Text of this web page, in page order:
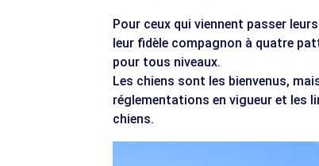
Pour ceux qui viennent passer
leur fidèle compagnon à quatre
pour tous niveaux.
Les chiens sont les bienvenus,
réglementations en vigueur et les
chiens.